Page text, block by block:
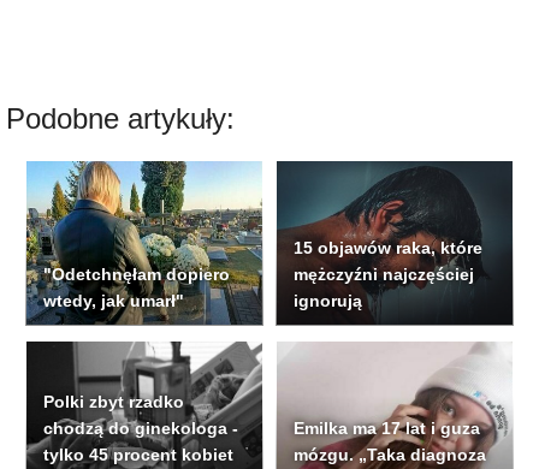
Podobne artykuły:
"Odetchnęłam dopiero
wtedy, jak umarł"
15 objawów raka, które
mężczyźni najczęściej
ignorują
Polki zbyt rzadko
chodzą do ginekologa -
tylko 45 procent kobiet
Emilka ma 17 lat i guza
mózgu. „Taka diagnoza